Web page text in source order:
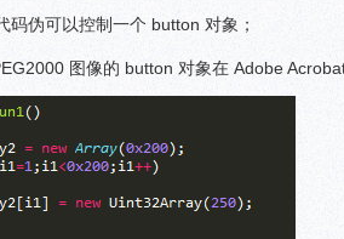
码伪可以控制一个 button 对象；
图像的 button 对象在 Adobe